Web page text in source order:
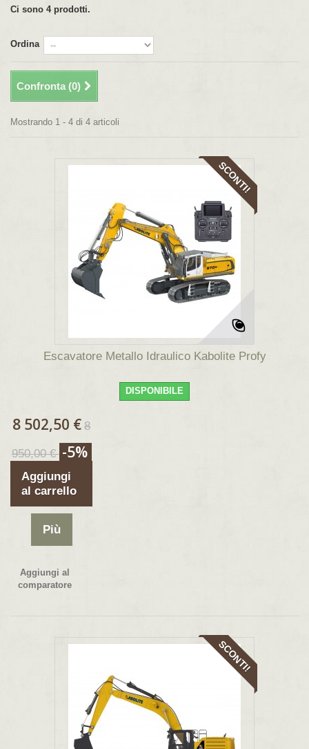
Ci sono 4 prodotti.
Ordina
Confronta (0)
Mostrando 1 - 4 di 4 articoli
SCONTI!
Escavatore Metallo Idraulico Kabolite Profy
DISPONIBILE
8 502,50 € 8
950,00 € -5%
Aggiungi
al carrello
Più
Aggiungi al
comparatore
SCONTI!